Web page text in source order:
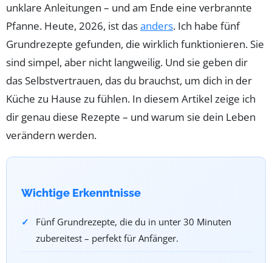
unklare Anleitungen – und am Ende eine verbrannte
Pfanne. Heute, 2026, ist dasanders. Ich habe fünf
Grundrezepte gefunden, die wirklich funktionieren. Sie
sind simpel, aber nicht langweilig. Und sie geben dir
das Selbstvertrauen, das du brauchst, um dich in der
Küche zu Hause zu fühlen. In diesem Artikel zeige ich
dir genau diese Rezepte – und warum sie dein Leben
verändern werden.
Wichtige Erkenntnisse
Fünf Grundrezepte, die du in unter 30 Minuten
zubereitest – perfekt für Anfänger.